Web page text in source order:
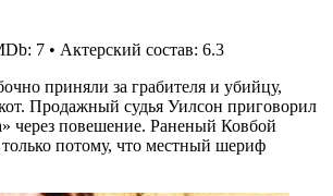
7 • Актерский состав: 6.3
приняли за грабителя и убийцу,
Продажный судья Уилсон приговорил
через повешение. Раненый Ковбой
потому, что местный шериф